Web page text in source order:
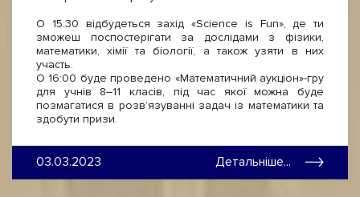
О 15:30 відбудеться захід «Science is Fun», де ти
зможеш поспостерігати за дослідами з фізики,
математики, хімії та біології, а також узяти в них
участь.
О 16:00 буде проведено «Математичний аукціон»-гру
для учнів 8–11 класів, під час якої можна буде
позмагатися в розв’язуванні задач із математики та
здобути призи.
03.03.2023 Детальніше...